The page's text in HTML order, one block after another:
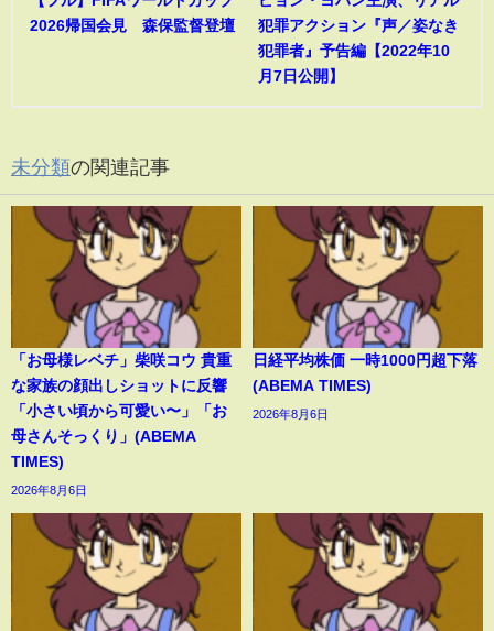
2026帰国会見 森保監督登壇
犯罪アクション『声／姿なき
犯罪者』予告編【2022年10
月7日公開】
未分類の関連記事
「お母様レベチ」柴咲コウ 貴重
な家族の顔出しショットに反響
「小さい頃から可愛い〜」「お
母さんそっくり」(ABEMA
TIMES)
2026年8月6日
日経平均株価 一時1000円超下落
(ABEMA TIMES)
2026年8月6日